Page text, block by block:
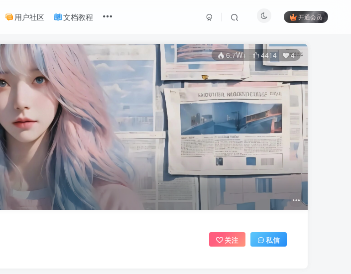
用户社区 文档教程 开通会员
6.7W+ 4414 4
关注 私信